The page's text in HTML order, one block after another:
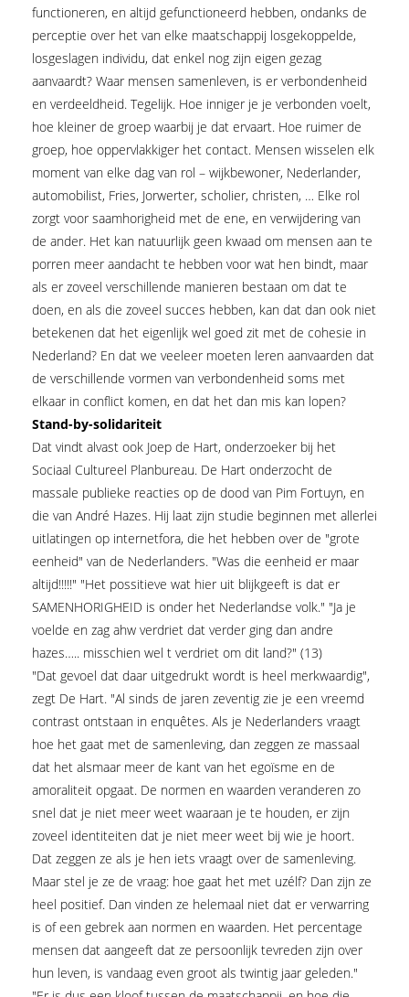
functioneren, en altijd gefunctioneerd hebben, ondanks de
perceptie over het van elke maatschappij losgekoppelde,
losgeslagen individu, dat enkel nog zijn eigen gezag
aanvaardt? Waar mensen samenleven, is er verbondenheid
en verdeeldheid. Tegelijk. Hoe inniger je je verbonden voelt,
hoe kleiner de groep waarbij je dat ervaart. Hoe ruimer de
groep, hoe oppervlakkiger het contact. Mensen wisselen elk
moment van elke dag van rol – wijkbewoner, Nederlander,
automobilist, Fries, Jorwerter, scholier, christen, … Elke rol
zorgt voor saamhorigheid met de ene, en verwijdering van
de ander. Het kan natuurlijk geen kwaad om mensen aan te
porren meer aandacht te hebben voor wat hen bindt, maar
als er zoveel verschillende manieren bestaan om dat te
doen, en als die zoveel succes hebben, kan dat dan ook niet
betekenen dat het eigenlijk wel goed zit met de cohesie in
Nederland? En dat we veeleer moeten leren aanvaarden dat
de verschillende vormen van verbondenheid soms met
elkaar in conflict komen, en dat het dan mis kan lopen?
Stand-by-solidariteit
Dat vindt alvast ook Joep de Hart, onderzoeker bij het
Sociaal Cultureel Planbureau. De Hart onderzocht de
massale publieke reacties op de dood van Pim Fortuyn, en
die van André Hazes. Hij laat zijn studie beginnen met allerlei
uitlatingen op internetfora, die het hebben over de "grote
eenheid" van de Nederlanders. "Was die eenheid er maar
altijd!!!!!" "Het possitieve wat hier uit blijkgeeft is dat er
SAMENHORIGHEID is onder het Nederlandse volk." "Ja je
voelde en zag ahw verdriet dat verder ging dan andre
hazes….. misschien wel t verdriet om dit land?" (13)
"Dat gevoel dat daar uitgedrukt wordt is heel merkwaardig",
zegt De Hart. "Al sinds de jaren zeventig zie je een vreemd
contrast ontstaan in enquêtes. Als je Nederlanders vraagt
hoe het gaat met de samenleving, dan zeggen ze massaal
dat het alsmaar meer de kant van het egoïsme en de
amoraliteit opgaat. De normen en waarden veranderen zo
snel dat je niet meer weet waaraan je te houden, er zijn
zoveel identiteiten dat je niet meer weet bij wie je hoort.
Dat zeggen ze als je hen iets vraagt over de samenleving.
Maar stel je ze de vraag: hoe gaat het met uzélf? Dan zijn ze
heel positief. Dan vinden ze helemaal niet dat er verwarring
is of een gebrek aan normen en waarden. Het percentage
mensen dat aangeeft dat ze persoonlijk tevreden zijn over
hun leven, is vandaag even groot als twintig jaar geleden."